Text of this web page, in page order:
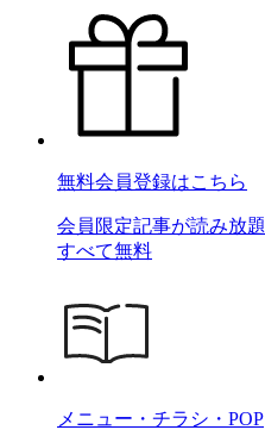
無料会員登録はこちら
会員限定記事が読み放
すべて無料
メニュー・チラシ・POP